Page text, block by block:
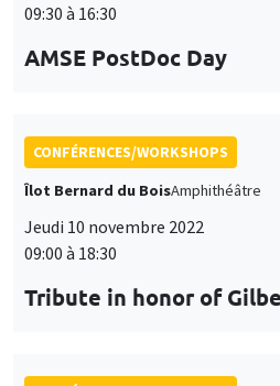
09:30 à 16:30
AMSE PostDoc Day
CONFÉRENCES/WORKSHOPS
Îlot Bernard du BoisAmphithéâtre
Jeudi 10 novembre 2022
09:00 à 18:30
Tribute in honor of